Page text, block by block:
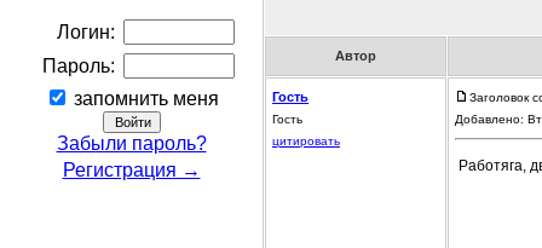
Логин:
Пароль:
запомнить меня
Забыли пароль?
Регистрация →
Автор
Гость
Гость
цитировать
Заголовок
Добавлено:
Работяга,